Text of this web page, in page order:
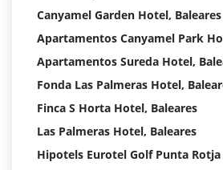
Canyamel Garden Hotel, Baleares
Apartamentos Canyamel Park
Apartamentos Sureda Hotel,
Fonda Las Palmeras Hotel,
Finca S Horta Hotel, Baleares
Las Palmeras Hotel, Baleares
Hipotels Eurotel Golf Punta